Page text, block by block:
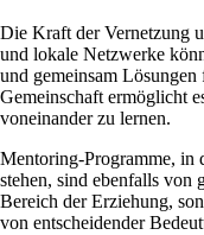
Die Kraft der Vernetzung
und lokale Netzwerke
und gemeinsam
Gemeinschaft ermöglicht
voneinander zu lernen.
Mentoring-Programme, in
stehen, sind ebenfalls von
Bereich der Erziehung,
von entscheidender